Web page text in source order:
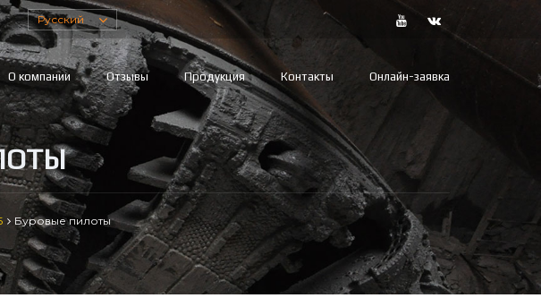
Русский
О компании Отзывы Продукция Контакты Онлайн-заявка
Буровые пилоты